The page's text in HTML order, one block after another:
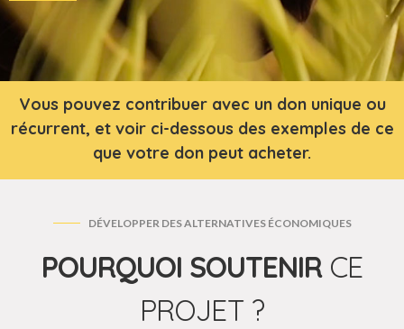
Vous pouvez contribuer avec un don unique ou
récurrent, et voir ci-dessous des exemples de ce
que votre don peut acheter.
DÉVELOPPER DES ALTERNATIVES ÉCONOMIQUES
POURQUOI SOUTENIR CE
PROJET ?